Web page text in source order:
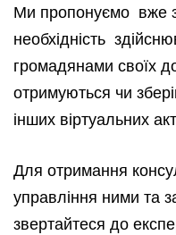
Ми пропонуємо вже
необхідність
громадянами своїх
отримуються чи
інших віртуальних
Для отримання
управління ними та
звертайтеся до